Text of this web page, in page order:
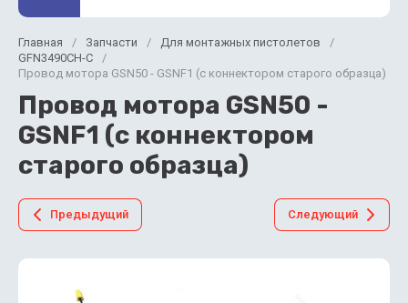
Главная / Запчасти / Для монтажных пистолетов
/
GFN3490CH-C
/
Провод мотора GSN50 - GSNF1 (с коннектором старого образца)
Провод мотора GSN50 -
GSNF1 (с коннектором
старого образца)
Предыдущий Следующий